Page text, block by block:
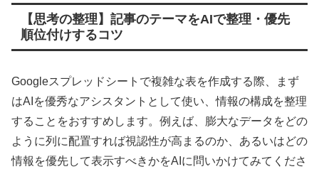
【思考の整理】記事のテーマをAIで整理・優先
順位付けするコツ
Googleスプレッドシートで複雑な表を作成する際、まず
はAIを優秀なアシスタントとして使い、情報の構成を整理
することをおすすめします。例えば、膨大なデータをどの
ように列に配置すれば視認性が高まるのか、あるいはどの
情報を優先して表示すべきかをAIに問いかけてみてくださ